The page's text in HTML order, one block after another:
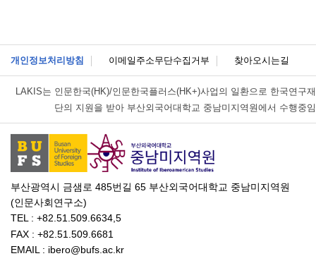
개인정보처리방침 이메일주소무단수집거부 찾아오시는길
LAKIS는 인문한국(HK)/인문한국플러스(HK+)사업의 일환으로 한국연구재
단의 지원을 받아 부산외국어대학교 중남미지역원에서 수행중임
부산광역시 금샘로 485번길 65 부산외국어대학교 중남미지역원
(인문사회연구소)
TEL : +82.51.509.6634,5
FAX : +82.51.509.6681
EMAIL : ibero@bufs.ac.kr